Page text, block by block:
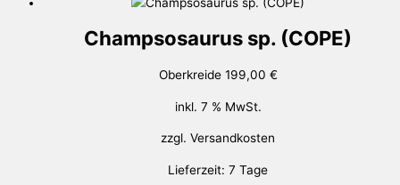
Champsosaurus sp. (COPE)
Oberkreide 199,00 €
inkl. 7 % MwSt.
zzgl. Versandkosten
Lieferzeit: 7 Tage